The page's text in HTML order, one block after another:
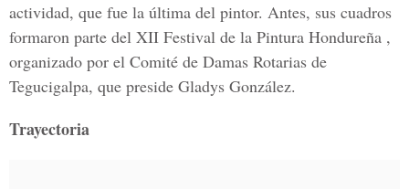
actividad, que fue la última del pintor. Antes, sus cuadros
formaron parte del XII Festival de la Pintura Hondureña ,
organizado por el Comité de Damas Rotarias de
Tegucigalpa, que preside Gladys González.
Trayectoria